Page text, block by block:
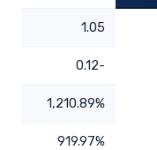
1.05
-0.12
1,210.89%
919.97%